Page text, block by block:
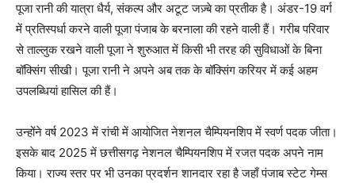
पूजा रानी की यात्रा धैर्य, संकल्प और अटूट जज़्बे का प्रतीक है। अंडर-19 वर्ग
में प्रतिस्पर्धा करने वाली पूजा पंजाब के बरनाला की रहने वाली हैं। गरीब परिवार
से ताल्लुक रखने वाली पूजा ने शुरुआत में किसी भी तरह की सुविधाओं के बिना
बॉक्सिंग सीखी। पूजा रानी ने अपने अब तक के बॉक्सिंग करियर में कई अहम
उपलब्धियां हासिल की हैं।
उन्होंने वर्ष 2023 में रांची में आयोजित नेशनल चैम्पियनशिप में स्वर्ण पदक जीता।
इसके बाद 2025 में छत्तीसगढ़ नेशनल चैम्पियनशिप में रजत पदक अपने नाम
किया। राज्य स्तर पर भी उनका प्रदर्शन शानदार रहा है जहाँ पंजाब स्टेट गेम्स